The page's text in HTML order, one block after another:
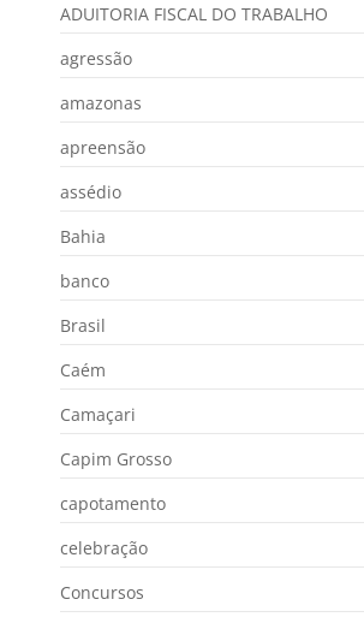
ADUITORIA FISCAL DO TRABALHO
agressão
amazonas
apreensão
assédio
Bahia
banco
Brasil
Caém
Camaçari
Capim Grosso
capotamento
celebração
Concursos